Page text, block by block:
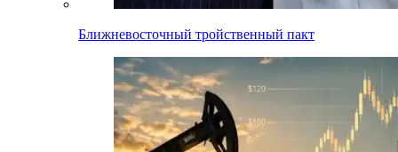
Ближневосточный тройственный пакт